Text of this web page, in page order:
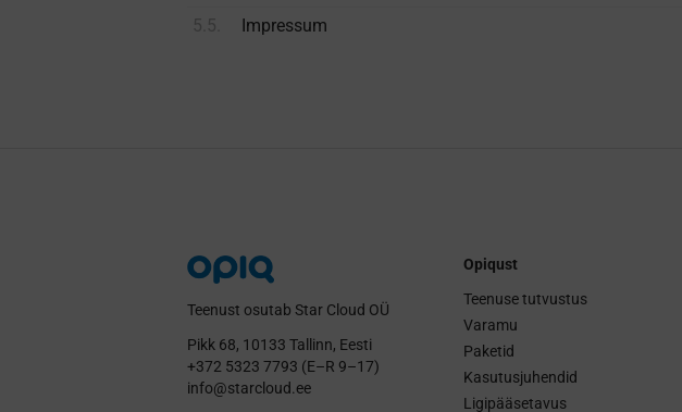
Impressum
Teenust osutab Star Cloud OÜ
Pikk 68, 10133 Tallinn, Eesti
+372 5323 7793 (E–R 9–17)
info@starcloud.ee
Opiqust
Teenuse tutvustus
Varamu
Paketid
Kasutusjuhendid
Ligipääsetavus